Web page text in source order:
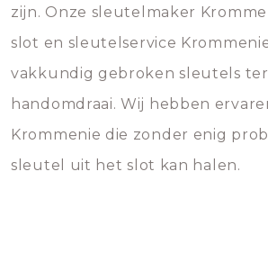
zijn. Onze sleutelmaker
slot en sleutelservice
vakkundig gebroken sleutels
handomdraai. Wij hebben
Krommenie die zonder enig
sleutel uit het slot kan halen.